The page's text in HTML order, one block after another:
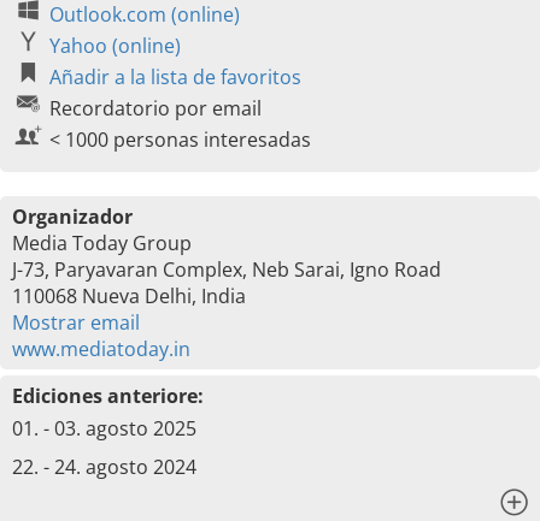
Outlook.com (online)
Yahoo (online)
Añadir a la lista de favoritos
Recordatorio por email
< 1000 personas interesadas
Organizador
Media Today Group
J-73, Paryavaran Complex, Neb Sarai, Igno Road
110068 Nueva Delhi, India
Mostrar email
www.mediatoday.in
Ediciones anteriore:
01. - 03. agosto 2025
22. - 24. agosto 2024